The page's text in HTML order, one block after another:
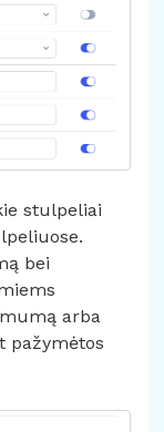
stulpeliai
bei
arba
pažymėtos